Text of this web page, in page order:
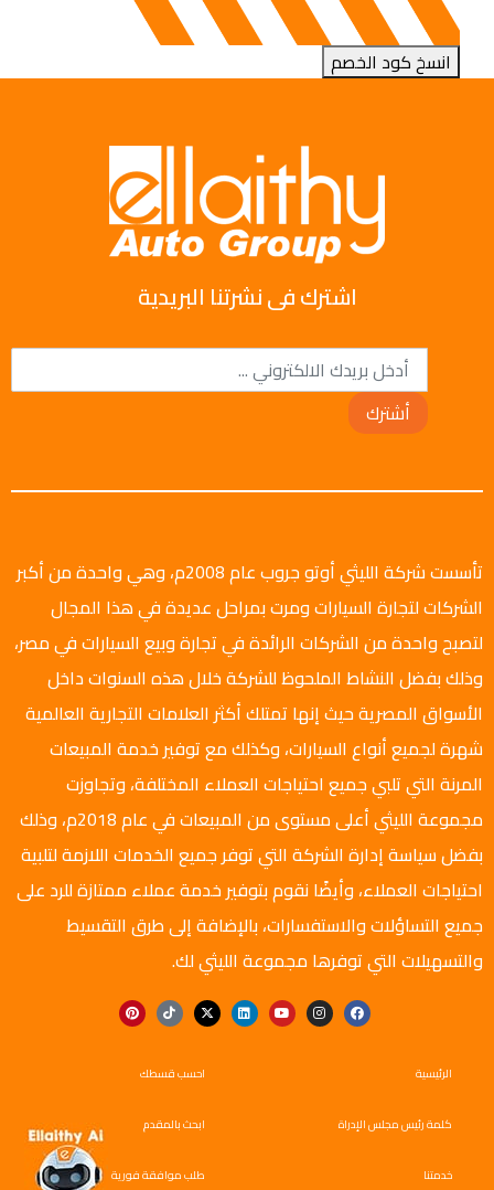
انسخ كود الخصم
اشترك فى نشرتنا البريدية
أشترك
تأسست شركة الليثي أوتو جروب عام 2008م، وهي واحدة من أكبر
الشركات لتجارة السيارات ومرت بمراحل عديدة في هذا المجال
لتصبح واحدة من الشركات الرائدة في تجارة وبيع السيارات في مصر،
وذلك بفضل النشاط الملحوظ للشركة خلال هذه السنوات داخل
الأسواق المصرية حيث إنها تمتلك أكثر العلامات التجارية العالمية
شهرة لجميع أنواع السيارات، وكذلك مع توفير خدمة المبيعات
المرنة التي تلبي جميع احتياجات العملاء المختلفة، وتجاوزت
مجموعة الليثي أعلى مستوى من المبيعات في عام 2018م، وذلك
بفضل سياسة إدارة الشركة التي توفر جميع الخدمات اللازمة لتلبية
احتياجات العملاء، وأيضًا نقوم بتوفير خدمة عملاء ممتازة للرد على
جميع التساؤلات والاستفسارات، بالإضافة إلى طرق التقسيط
والتسهيلات التي توفرها مجموعة الليثي لك.
الرئيسية
كلمة رئيس مجلس الإدراة
خدمتنا
احسب قسطك
ابحث بالمقدم
طلب موافقة فورية